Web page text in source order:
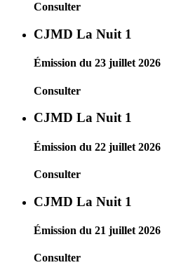
Consulter
CJMD La Nuit 1
Émission du 23 juillet 2026
Consulter
CJMD La Nuit 1
Émission du 22 juillet 2026
Consulter
CJMD La Nuit 1
Émission du 21 juillet 2026
Consulter